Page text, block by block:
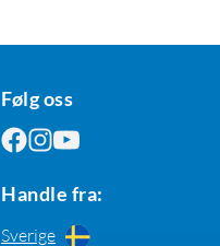
Følg oss
Handle fra:
Sverige